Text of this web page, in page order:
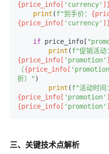
{price_info[ 'currency'
print (f"到手价：
{price_info[ 'currency'
if price_info[
print (f"促销活动：
{price_info[ 'promotion'
（{price_info[
折）" )
print (f"活动时间：
{price_info[ 'promotion'
{price_info[ 'promotion'
三、关键技术点解析